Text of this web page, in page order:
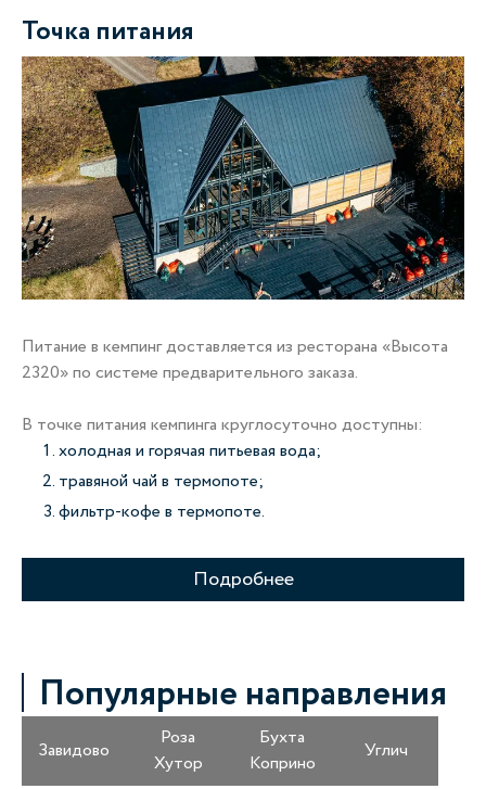
Точка питания
Питание в кемпинг доставляется из ресторана «Высота
2320» по системе предварительного заказа.
В точке питания кемпинга круглосуточно доступны:
холодная и горячая питьевая вода;
травяной чай в термопоте;
фильтр-кофе в термопоте.
Подробнее
Популярные направления
Завидово
Роза
Хутор
Бухта
Коприно
Углич